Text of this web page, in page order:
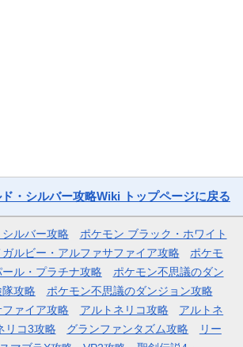
・シルバー攻略Wiki トップページに戻る
ルバー攻略
ポケモン ブラック・ホワイト
ルビー・アルファサファイア攻略
ポケモ
ル・プラチナ攻略
ポケモン不思議のダン
攻略
ポケモン不思議のダンジョン攻略
ァイア攻略
アルトネリコ攻略
アルトネ
リコ3攻略 グランファンタズム攻略
リー